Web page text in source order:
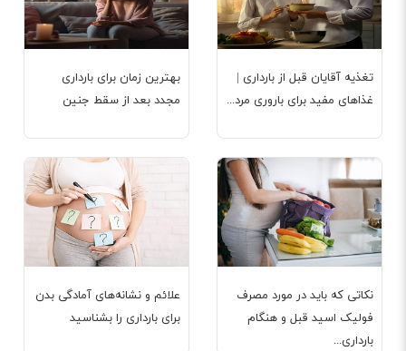
بهترین زمان برای بارداری
مجدد بعد از سقط جنین
تغذیه‌ آقایان قبل از بارداری |
غذاهای مفید برای باروری مرد...
علائم و نشانه‌های آمادگی بدن
برای بارداری را بشناسید
نکاتی که باید در مورد مصرف
فولیک اسید قبل و هنگام
بارداری...